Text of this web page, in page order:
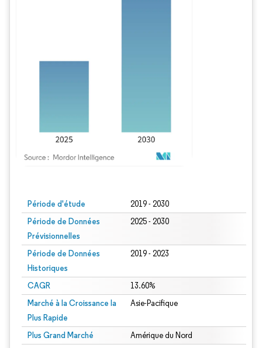
Période d'étude 2019 - 2030
Période de Données
Prévisionnelles
2025 - 2030
Période de Données
Historiques
2019 - 2023
CAGR 13.60%
Marché à la Croissance la
Plus Rapide
Asie-Pacifique
Plus Grand Marché Amérique du Nord